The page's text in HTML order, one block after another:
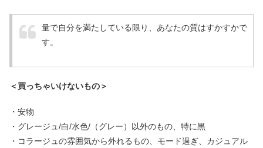
量で自分を満たしている限り、あなたの質はすかすかで
す。
＜買っちゃいけないもの＞
・安物
・グレージュ/白/水色/（グレー）以外のもの、特に黒
・コラージュの雰囲気から外れるもの、モード過ぎ、カジュアル